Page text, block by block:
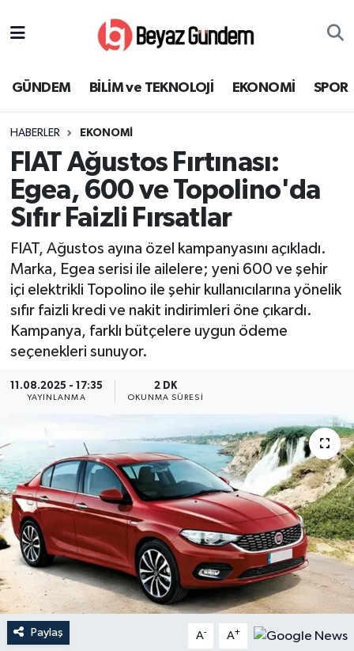
GÜNDEM BİLİM ve TEKNOLOJİ EKONOMİ SPOR
HABERLER EKONOMİ
FIAT Ağustos Fırtınası:
Egea, 600 ve Topolino'da
Sıfır Faizli Fırsatlar
FIAT, Ağustos ayına özel kampanyasını açıkladı.
Marka, Egea serisi ile ailelere; yeni 600 ve şehir
içi elektrikli Topolino ile şehir kullanıcılarına yönelik
sıfır faizli kredi ve nakit indirimleri öne çıkardı.
Kampanya, farklı bütçelere uygun ödeme
seçenekleri sunuyor.
11.08.2025 - 17:35
YAYINLANMA
2 DK
OKUNMA SÜRESI
Paylaş A- A+
EKONOMİ
SAĞLIK
EĞİTİM
KÜLTÜR SANAT
MAGAZİN
YEREL
Süper Lig Puan Durumu ve Fikstür
Tüm Manşetler
Son Dakika Haberleri
Haber Arşivi